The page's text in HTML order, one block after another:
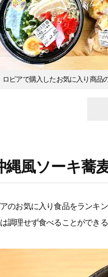
ロピアで購入したお気に入り商品
縄風ソーキ蕎
アのお気に入り食品をランキ
調理せず食べることができ